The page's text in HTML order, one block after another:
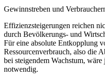
Gewinnstreben und
Effizienzsteigerungen reichen
durch Bevölkerungs- und
Für eine absolute Entkopplung
Ressourcenverbrauch, also die
bei steigendem Wachstum,
notwendig.